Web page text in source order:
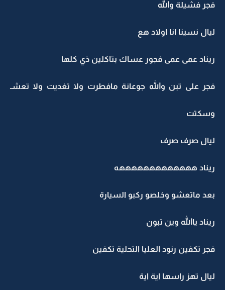
فجر فشيلة والله
ليال نسينا انا اولاد هع
ريناد عمى عمى فجور عساك بتاكلين ذي كلها
فجر على تبن والله جوعانة مافطرت ولا تغديت ولا تعشـ
وسكتت
ليال صرف صرف
ريناد هههههههههههههه
بعد ماتعشو وخلصو ركبو السيارة
ريناد ياالله وين تبون
فجر تكفين رنود العليا التحلية تكفين
ليال تهز راسها اية اية